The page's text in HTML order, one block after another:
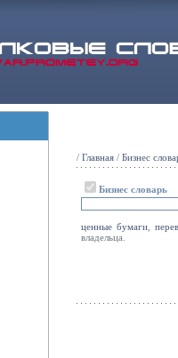
/ Главная / Бизнес
Бизнес словарь
ценные бумаги ,
владельца.